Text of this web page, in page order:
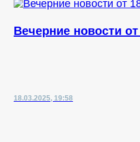
Вечерние новости
18.03.2025, 19:58